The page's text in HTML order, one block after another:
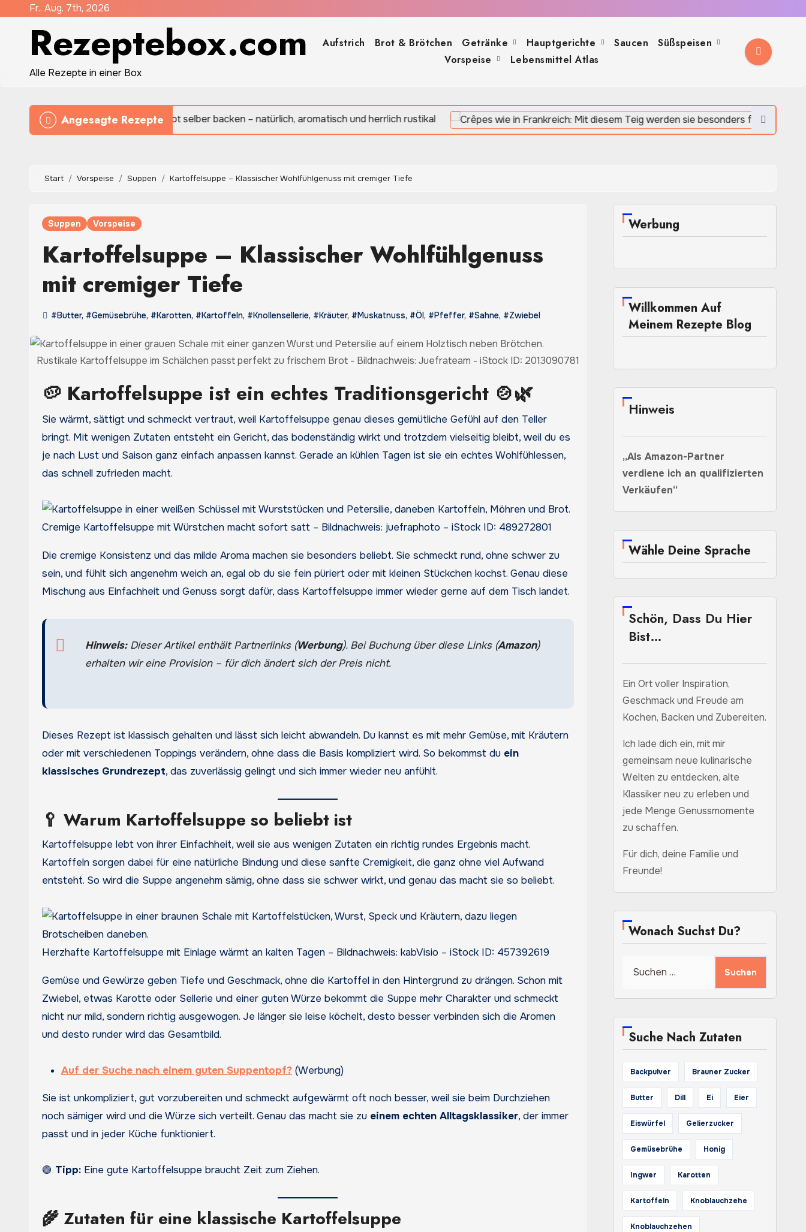
Fr.. Aug. 7th, 2026
Rezeptebox.com
Alle Rezepte in einer Box
Aufstrich Brot & Brötchen Getränke Hauptgerichte Saucen
Süßspeisen
Vorspeise
Lebensmittel Atlas
Angesagte Rezepte
Sauerteigbrot selber backen – natürlich, aromatisch und herrlich rustikal Crêpes wie in Frankreich:
Start Vorspeise Suppen Kartoffelsuppe – Klassischer Wohlfühlgenuss mit cremiger Tiefe
Suppen Vorspeise
Kartoffelsuppe – Klassischer Wohlfühlgenuss
mit cremiger Tiefe
#Butter, #Gemüsebrühe, #Karotten, #Kartoffeln, #Knollensellerie, #Kräuter, #Muskatnuss, #Öl, #Pfeffer, #Sahne, #Zwiebel
Rustikale Kartoffelsuppe im Schälchen passt perfekt zu frischem Brot - Bildnachweis: Juefrateam - iStock ID: 2013090781
🥔 Kartoffelsuppe ist ein echtes Traditionsgericht 🍲🌿
Sie wärmt, sättigt und schmeckt vertraut, weil Kartoffelsuppe genau dieses gemütliche Gefühl auf den Teller
bringt. Mit wenigen Zutaten entsteht ein Gericht, das bodenständig wirkt und trotzdem vielseitig bleibt, weil du es
je nach Lust und Saison ganz einfach anpassen kannst. Gerade an kühlen Tagen ist sie ein echtes Wohlfühlessen,
das schnell zufrieden macht.
Cremige Kartoffelsuppe mit Würstchen macht sofort satt – Bildnachweis: juefraphoto – iStock ID: 489272801
Die cremige Konsistenz und das milde Aroma machen sie besonders beliebt. Sie schmeckt rund, ohne schwer zu
sein, und fühlt sich angenehm weich an, egal ob du sie fein püriert oder mit kleinen Stückchen kochst. Genau diese
Mischung aus Einfachheit und Genuss sorgt dafür, dass Kartoffelsuppe immer wieder gerne auf dem Tisch landet.
Hinweis:Dieser Artikel enthält Partnerlinks (Werbung). Bei Buchung über diese Links (Amazon)
erhalten wir eine Provision – für dich ändert sich der Preis nicht.
Dieses Rezept ist klassisch gehalten und lässt sich leicht abwandeln. Du kannst es mit mehr Gemüse, mit Kräutern
oder mit verschiedenen Toppings verändern, ohne dass die Basis kompliziert wird. So bekommst du ein
klassisches Grundrezept, das zuverlässig gelingt und sich immer wieder neu anfühlt.
🥄 Warum Kartoffelsuppe so beliebt ist
Kartoffelsuppe lebt von ihrer Einfachheit, weil sie aus wenigen Zutaten ein richtig rundes Ergebnis macht.
Kartoffeln sorgen dabei für eine natürliche Bindung und diese sanfte Cremigkeit, die ganz ohne viel Aufwand
entsteht. So wird die Suppe angenehm sämig, ohne dass sie schwer wirkt, und genau das macht sie so beliebt.
Herzhafte Kartoffelsuppe mit Einlage wärmt an kalten Tagen – Bildnachweis: kabVisio – iStock ID: 457392619
Gemüse und Gewürze geben Tiefe und Geschmack, ohne die Kartoffel in den Hintergrund zu drängen. Schon mit
Zwiebel, etwas Karotte oder Sellerie und einer guten Würze bekommt die Suppe mehr Charakter und schmeckt
nicht nur mild, sondern richtig ausgewogen. Je länger sie leise köchelt, desto besser verbinden sich die Aromen
und desto runder wird das Gesamtbild.
Auf der Suche nach einem guten Suppentopf? (Werbung)
Sie ist unkompliziert, gut vorzubereiten und schmeckt aufgewärmt oft noch besser, weil sie beim Durchziehen
noch sämiger wird und die Würze sich verteilt. Genau das macht sie zu einem echten Alltagsklassiker, der immer
passt und in jeder Küche funktioniert.
🟢 Tipp: Eine gute Kartoffelsuppe braucht Zeit zum Ziehen.
🌾 Zutaten für eine klassische Kartoffelsuppe
Werbung
Willkommen Auf
Meinem Rezepte Blog
Hinweis
„Als Amazon-Partner
verdiene ich an qualifizierten
Verkäufen“
Wähle Deine Sprache
Schön, Dass Du Hier
Bist…
Ein Ort voller Inspiration,
Geschmack und Freude am
Kochen, Backen und Zubereiten.
Ich lade dich ein, mit mir
gemeinsam neue kulinarische
Welten zu entdecken, alte
Klassiker neu zu erleben und
jede Menge Genussmomente
zu schaffen.
Für dich, deine Familie und
Freunde!
Wonach Suchst Du?
Suche Nach Zutaten
Backpulver Brauner Zucker
Butter Dill Ei Eier
Eiswürfel Gelierzucker
Gemüsebrühe Honig
Ingwer Karotten
Kartoffeln Knoblauchzehe
Knoblauchzehen